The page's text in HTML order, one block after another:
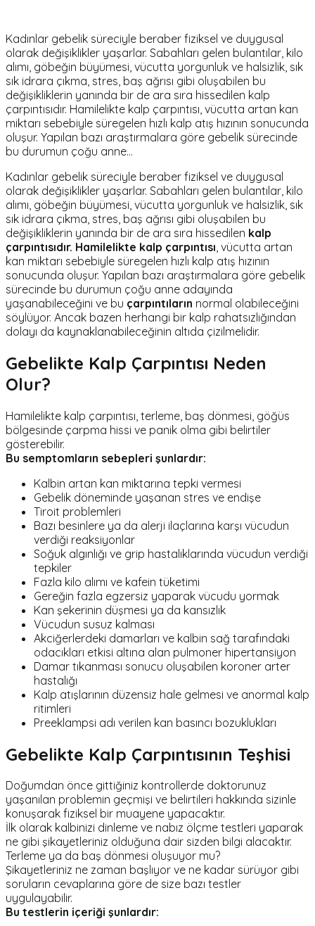
Kadınlar gebelik süreciyle beraber fiziksel ve duygusal
olarak değişiklikler yaşarlar. Sabahları gelen bulantılar, kilo
alımı, göbeğin büyümesi, vücutta yorgunluk ve halsizlik, sık
sık idrara çıkma, stres, baş ağrısı gibi oluşabilen bu
değişikliklerin yanında bir de ara sıra hissedilen kalp
çarpıntısıdır. Hamilelikte kalp çarpıntısı, vücutta artan kan
miktarı sebebiyle süregelen hızlı kalp atış hızının sonucunda
oluşur. Yapılan bazı araştırmalara göre gebelik sürecinde
bu durumun çoğu anne…
Kadınlar gebelik süreciyle beraber fiziksel ve duygusal
olarak değişiklikler yaşarlar. Sabahları gelen bulantılar, kilo
alımı, göbeğin büyümesi, vücutta yorgunluk ve halsizlik, sık
sık idrara çıkma, stres, baş ağrısı gibi oluşabilen bu
değişikliklerin yanında bir de ara sıra hissedilen kalp
çarpıntısıdır. Hamilelikte kalp çarpıntısı , vücutta artan
kan miktarı sebebiyle süregelen hızlı kalp atış hızının
sonucunda oluşur. Yapılan bazı araştırmalara göre gebelik
sürecinde bu durumun çoğu anne adayında
yaşanabileceğini ve bu çarpıntıların normal olabileceğini
söylüyor. Ancak bazen herhangi bir kalp rahatsızlığından
dolayı da kaynaklanabileceğinin altıda çizilmelidir.
Gebelikte Kalp Çarpıntısı Neden
Olur?
Hamilelikte kalp çarpıntısı, terleme, baş dönmesi, göğüs
bölgesinde çarpma hissi ve panik olma gibi belirtiler
gösterebilir.
Bu semptomların sebepleri şunlardır:
Kalbin artan kan miktarına tepki vermesi
Gebelik döneminde yaşanan stres ve endişe
Tiroit problemleri
Bazı besinlere ya da alerji ilaçlarına karşı vücudun
verdiği reaksiyonlar
Soğuk algınlığı ve grip hastalıklarında vücudun verdiği
tepkiler
Fazla kilo alımı ve kafein tüketimi
Gereğin fazla egzersiz yaparak vücudu yormak
Kan şekerinin düşmesi ya da kansızlık
Vücudun susuz kalması
Akciğerlerdeki damarları ve kalbin sağ tarafındaki
odacıkları etkisi altına alan pulmoner hipertansiyon
Damar tıkanması sonucu oluşabilen koroner arter
hastalığı
Kalp atışlarının düzensiz hale gelmesi ve anormal kalp
ritimleri
Preeklampsi adı verilen kan basıncı bozuklukları
Gebelikte Kalp Çarpıntısının Teşhisi
Doğumdan önce gittiğiniz kontrollerde doktorunuz
yaşanılan problemin geçmişi ve belirtileri hakkında sizinle
konuşarak fiziksel bir muayene yapacaktır.
İlk olarak kalbinizi dinleme ve nabız ölçme testleri yaparak
ne gibi şikayetleriniz olduğuna dair sizden bilgi alacaktır.
Terleme ya da baş dönmesi oluşuyor mu?
Şikayetleriniz ne zaman başlıyor ve ne kadar sürüyor gibi
soruların cevaplarına göre de size bazı testler
uygulayabilir.
Bu testlerin içeriği şunlardır: